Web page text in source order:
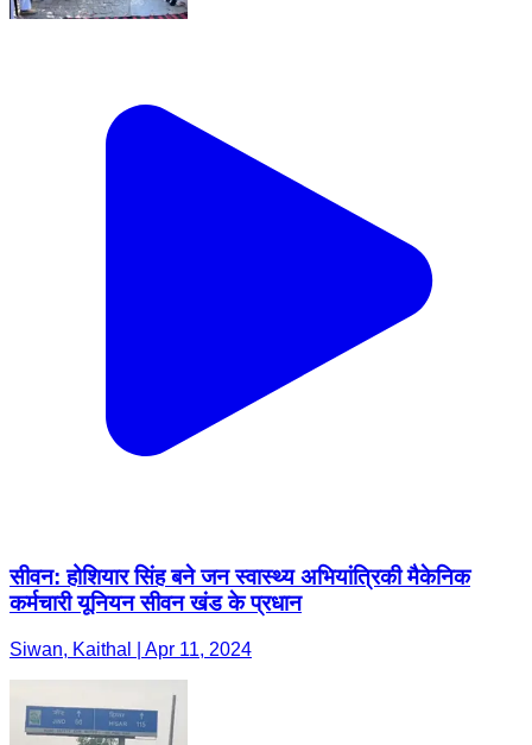
सीवन: होशियार सिंह बने जन स्वास्थ्य अभियांत्रिकी मैकेनिक
कर्मचारी यूनियन सीवन खंड के प्रधान
Siwan, Kaithal | Apr 11, 2024